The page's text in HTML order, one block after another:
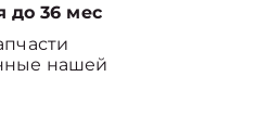
до 36 мес
нашей